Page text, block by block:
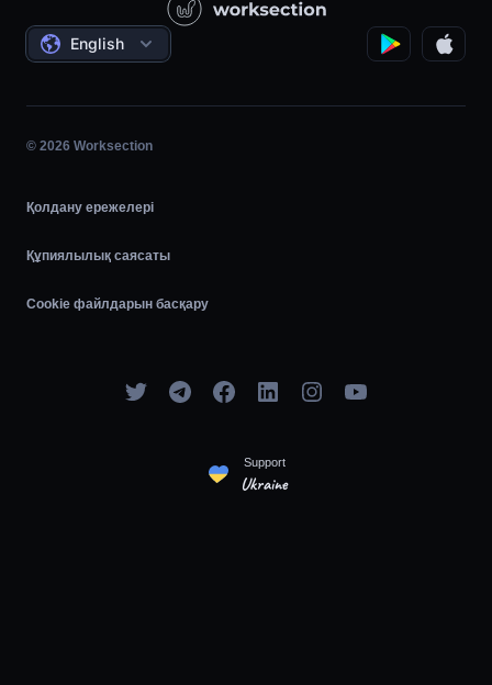
Әлеуметтік жобалар
Жобаны басқару
Сағаттық жұмыс
Шапшаң
Келісімдер
English
© 2026 Worksection
Қолдану ережелері
Құпиялылық саясаты
Cookie файлдарын басқару
Support
Ukraine